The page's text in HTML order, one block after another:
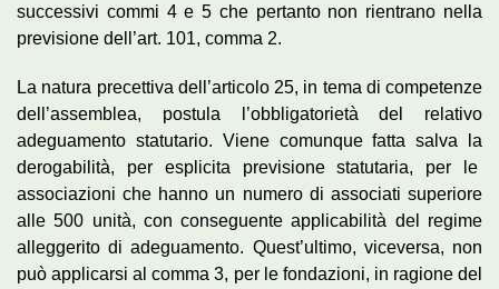
successivi commi 4 e 5 che pertanto non rientrano nella
previsione dell’art. 101, comma 2.
La natura precettiva dell’articolo 25, in tema di competenze
dell’assemblea, postula l’obbligatorietà del relativo
adeguamento statutario. Viene comunque fatta salva la
derogabilità, per esplicita previsione statutaria, per le
associazioni che hanno un numero di associati superiore
alle 500 unità, con conseguente applicabilità del regime
alleggerito di adeguamento. Quest’ultimo, viceversa, non
può applicarsi al comma 3, per le fondazioni, in ragione del